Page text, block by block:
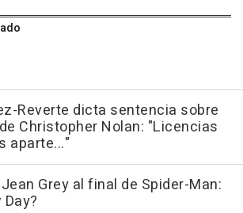
Reverte dicta sentencia sobre
Christopher Nolan: "Licencias
aparte..."
Grey al final de Spider-Man: